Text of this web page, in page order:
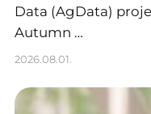
Data (AgData)
Autumn …
2026.08.01.